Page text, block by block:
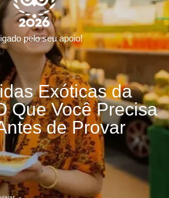
Exóticas da
Que Você Precisa
de Provar
pelo seu apoio!